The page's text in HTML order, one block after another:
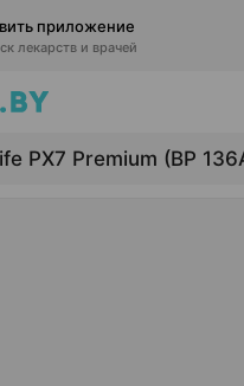
приложение
лекарств и врачей